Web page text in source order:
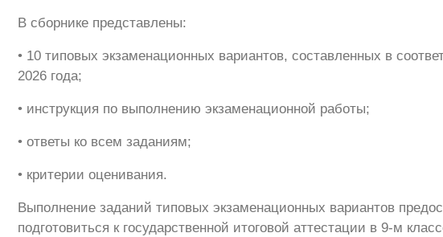
В сборнике представлены:
• 10 типовых экзаменационных вариантов, составленных в
2026 года;
• инструкция по выполнению экзаменационной работы;
• ответы ко всем заданиям;
• критерии оценивания.
Выполнение заданий типовых экзаменационных вариантов
подготовиться к государственной итоговой аттестации в 9-м